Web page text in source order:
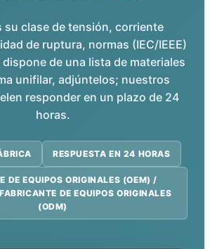
su clase de tensión, corriente
de ruptura, normas (IEC/IEEE)
de una lista de materiales
unifilar, adjúntelos; nuestros
responder en un plazo de 24
horas.
RESPUESTA EN 24 HORAS
DE EQUIPOS ORIGINALES (OEM) /
DE EQUIPOS ORIGINALES
(ODM)